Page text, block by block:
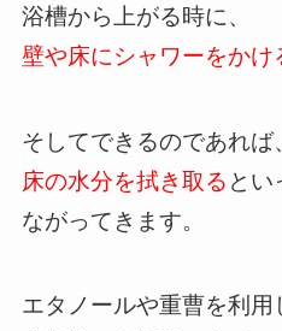
浴槽から上がる時に、
壁や床にシャワーをかけ
そしてできるのであれば
床の水分を拭き取る とい
ながってきます。
エタノールや重曹を利用